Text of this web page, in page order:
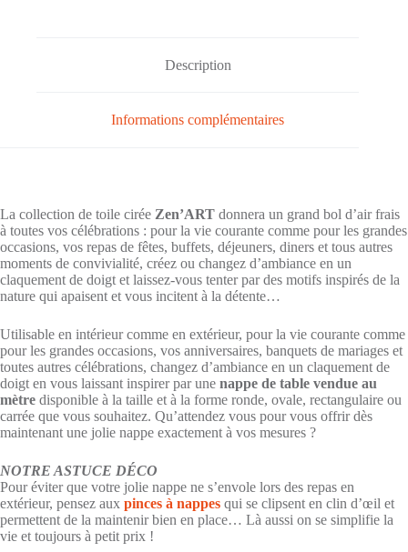
Description
Informations complémentaires
La collection de toile cirée Zen’ART donnera un grand bol d’air frais
à toutes vos célébrations : pour la vie courante comme pour les grandes
occasions, vos repas de fêtes, buffets, déjeuners, diners et tous autres
moments de convivialité, créez ou changez d’ambiance en un
claquement de doigt et laissez-vous tenter par des motifs inspirés de la
nature qui apaisent et vous incitent à la détente…
Utilisable en intérieur comme en extérieur, pour la vie courante comme
pour les grandes occasions, vos anniversaires, banquets de mariages et
toutes autres célébrations, changez d’ambiance en un claquement de
doigt en vous laissant inspirer par une nappe de table vendue au
mètre disponible à la taille et à la forme ronde, ovale, rectangulaire ou
carrée que vous souhaitez. Qu’attendez vous pour vous offrir dès
maintenant une jolie nappe exactement à vos mesures ?
NOTRE ASTUCE DÉCO
Pour éviter que votre jolie nappe ne s’envole lors des repas en
extérieur, pensez aux pinces à nappes qui se clipsent en clin d’œil et
permettent de la maintenir bien en place… Là aussi on se simplifie la
vie et toujours à petit prix !